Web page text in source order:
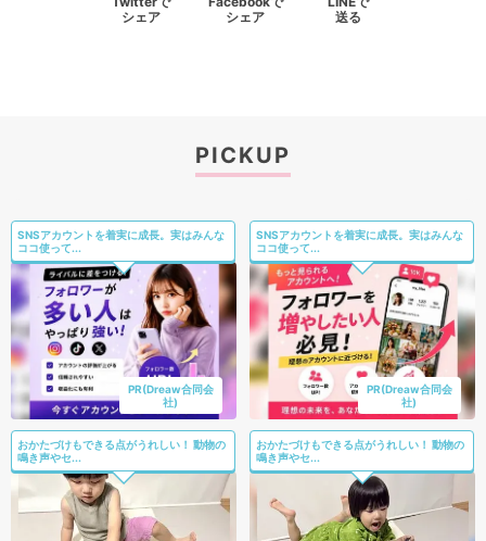
シェア
シェア
送る
PICKUP
SNSアカウントを着実に成長。実はみんな
ココ使って...
PR(Dreaw合同会
社)
SNSアカウントを着実に成長。実はみんな
ココ使って...
PR(Dreaw合同会
社)
おかたづけもできる点がうれしい！ 動物の
鳴き声やセ...
おかたづけもできる点がうれしい！ 動物の
鳴き声やセ...